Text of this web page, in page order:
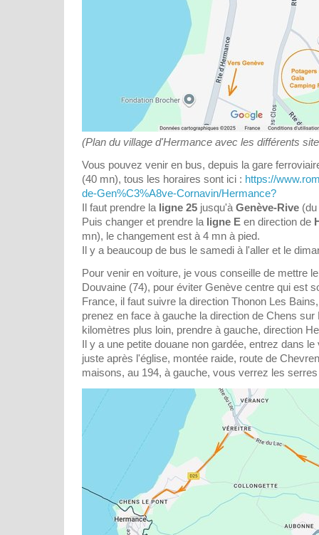
(Plan du village d'Hermance avec les différents
Vous pouvez venir en bus, depuis la gare
(40 mn), tous les horaires sont ici : https://
de-Gen%C3%A8ve-Cornavin/Hermance?
Il faut prendre la ligne 25 jusqu'à Genève-Rive
Puis changer et prendre la ligne E en direction de
mn), le changement est à 4 mn à pied.
Il y a beaucoup de bus le samedi à l'aller et le
Pour venir en voiture, je vous conseille de mettre
Douvaine (74), pour éviter Genève centre qui est
France, il faut suivre la direction Thonon Les
prenez en face à gauche la direction de Chens sur
kilomètres plus loin, prendre à gauche, direction
Il y a une petite douane non gardée, entrez dans
juste après l'église, montée raide, route de
maisons, au 194, à gauche, vous verrez les